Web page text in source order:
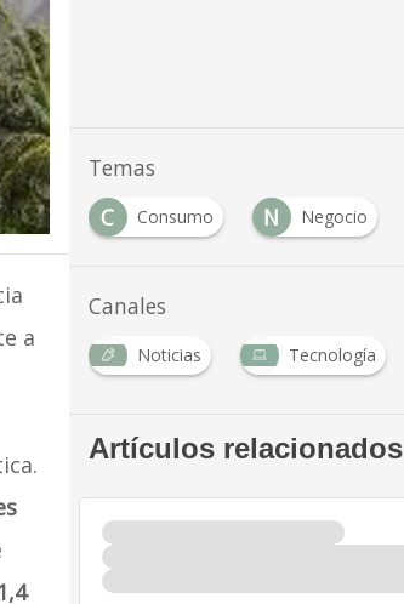
a
Temas
C
Consumo N Negocio
Canales
Noticias Tecnología
Artículos relacionados